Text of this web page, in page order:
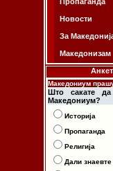
Новости
За
Македонизам
Македониум
Што сакате да
Македониум?
Историја
Пропаганда
Религија
Дали знаевте